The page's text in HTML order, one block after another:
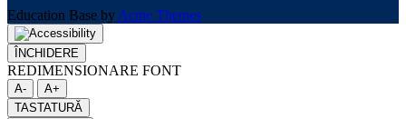
Education Base by Acme Themes
ÎNCHIDERE
REDIMENSIONARE FONT
A-
A+
TASTATURĂ